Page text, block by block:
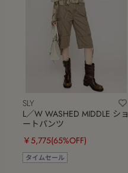
SLY
L／W WASHED MIDDLE ショ
ートパンツ
￥5,775(65%OFF)
タイムセール